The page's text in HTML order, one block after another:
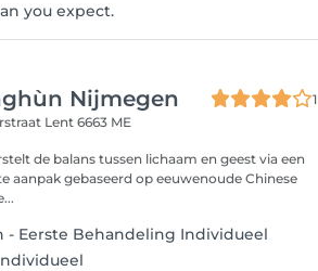
you expect.
Nijmegen
1
Lent 6663 ME
de balans tussen lichaam en geest via een
aanpak gebaseerd op eeuwenoude Chinese
- Eerste Behandeling Individueel